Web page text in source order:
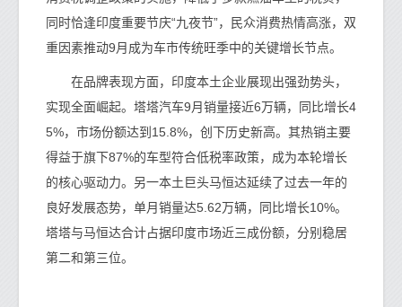
同时恰逢印度重要节庆“九夜节”，民众消费热情高涨，双
重因素推动9月成为车市传统旺季中的关键增长节点。
在品牌表现方面，印度本土企业展现出强劲势头，
实现全面崛起。塔塔汽车9月销量接近6万辆，同比增长4
5%，市场份额达到15.8%，创下历史新高。其热销主要
得益于旗下87%的车型符合低税率政策，成为本轮增长
的核心驱动力。另一本土巨头马恒达延续了过去一年的
良好发展态势，单月销量达5.62万辆，同比增长10%。
塔塔与马恒达合计占据印度市场近三成份额，分别稳居
第二和第三位。